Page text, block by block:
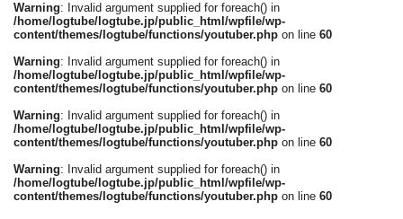
Warning: Invalid argument supplied for foreach() in
/home/logtube/logtube.jp/public_html/wpfile/wp-
content/themes/logtube/functions/youtuber.php on line 60
Warning: Invalid argument supplied for foreach() in
/home/logtube/logtube.jp/public_html/wpfile/wp-
content/themes/logtube/functions/youtuber.php on line 60
Warning: Invalid argument supplied for foreach() in
/home/logtube/logtube.jp/public_html/wpfile/wp-
content/themes/logtube/functions/youtuber.php on line 60
Warning: Invalid argument supplied for foreach() in
/home/logtube/logtube.jp/public_html/wpfile/wp-
content/themes/logtube/functions/youtuber.php on line 60